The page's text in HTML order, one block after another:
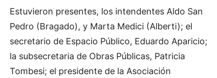
Estuvieron presentes, los intendentes Aldo San
Pedro (Bragado), y Marta Medici (Alberti); el
secretario de Espacio Público, Eduardo Aparicio;
la subsecretaria de Obras Públicas, Patricia
Tombesi; el presidente de la Asociación